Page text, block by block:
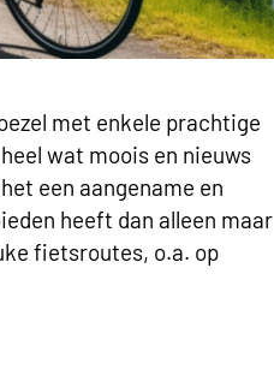
met enkele prachtige
wat moois en nieuws
een aangename en
heeft dan alleen maar
fietsroutes, o.a. op